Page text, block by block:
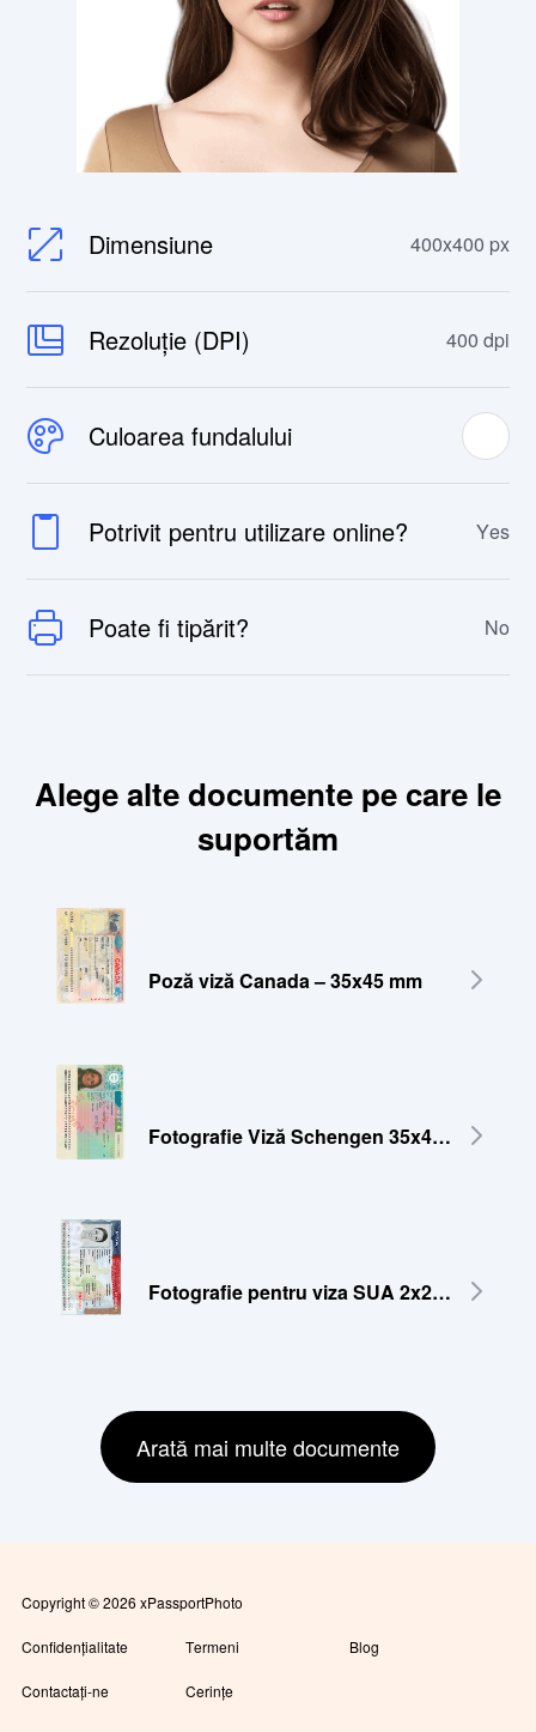
Dimensiune 400x400 px
Rezoluție (DPI) 400 dpi
Culoarea fundalului
Potrivit pentru utilizare online? Yes
Poate fi tipărit? No
Alege alte documente pe care le
suportăm
Poză viză Canada – 35x45 mm
Fotografie Viză Schengen 35x45 mm
Fotografie pentru viza SUA 2x2 inch (51x51 mm)
Arată mai multe documente
Copyright © 2026 xPassportPhoto
Confidențialitate Termeni Blog
Contactați-ne Cerințe